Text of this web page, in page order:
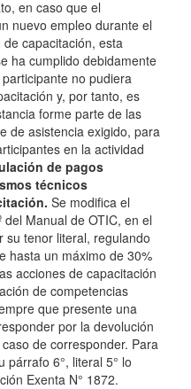
en caso que el
nuevo empleo durante el
capacitación, esta
ha cumplido debidamente
no pudiera
y, por tanto, es
forme parte de las
de asistencia exigido, para
en la actividad
de pagos
técnicos
Se modifica el
del Manual de OTIC, en el
su tenor literal, regulando
hasta un máximo de 30%
acciones de capacitación
de competencias
que presente una
por la devolución
de corresponder. Para
párrafo 6°, literal 5° lo
Exenta N° 1872.